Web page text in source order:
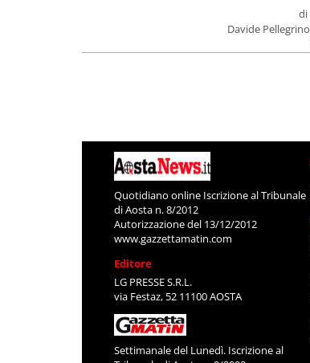
di
Davide Pellegrino
Quotidiano online Iscrizione al Tribunale
di Aosta n. 8/2012
Autorizzazione del 13/12/2012
www.gazzettamatin.com
Editore
LG PRESSE S.R.L.
via Festaz, 52 11100 AOSTA
Settimanale del Lunedì. Iscrizione al